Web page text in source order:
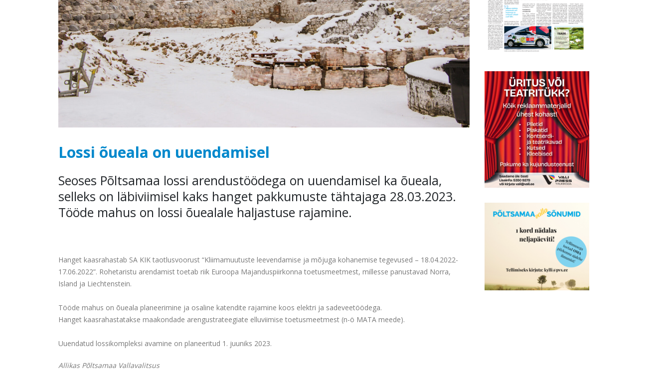
Lossi õueala on uuendamisel
Seoses Põltsamaa lossi arendustöödega on uuendamisel ka õueala,
selleks on läbiviimisel kaks hanget pakkumuste tähtajaga 28.03.2023.
Tööde mahus on lossi õuealale haljastuse rajamine.
Hanget kaasrahastab SA KIK taotlusvoorust “Kliimamuutuste leevendamise ja mõjuga kohanemise tegevused – 18.04.2022-
17.06.2022”. Rohetaristu arendamist toetab riik Euroopa Majanduspiirkonna toetusmeetmest, millesse panustavad Norra,
Island ja Liechtenstein.
Tööde mahus on õueala planeerimine ja osaline katendite rajamine koos elektri ja sadeveetöödega.
Hanget kaasrahastatakse maakondade arengustrateegiate elluviimise toetusmeetmest (n-ö MATA meede).
Uuendatud lossikompleksi avamine on planeeritud 1. juuniks 2023.
Allikas Põltsamaa Vallavalitsus